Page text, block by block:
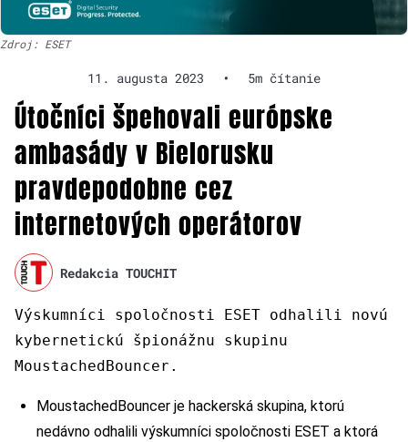
Zdroj: ESET
11. augusta 2023 • 5m čítanie
Útočníci špehovali európske
ambasády v Bielorusku
pravdepodobne cez
internetových operátorov
Redakcia TOUCHIT
Výskumníci spoločnosti ESET odhalili novú
kybernetickú špionážnu skupinu
MoustachedBouncer.
MoustachedBouncer je hackerská skupina, ktorú
nedávno odhalili výskumníci spoločnosti ESET a ktorá